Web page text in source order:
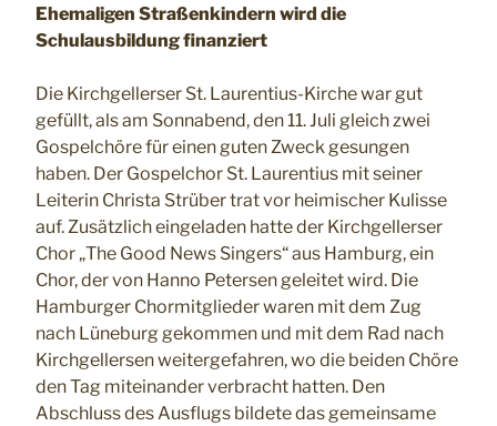
Ehemaligen Straßenkindern wird die
Schulausbildung finanziert
Die Kirchgellerser St. Laurentius-Kirche war gut
gefüllt, als am Sonnabend, den 11. Juli gleich zwei
Gospelchöre für einen guten Zweck gesungen
haben. Der Gospelchor St. Laurentius mit seiner
Leiterin Christa Strüber trat vor heimischer Kulisse
auf. Zusätzlich eingeladen hatte der Kirchgellerser
Chor „The Good News Singers“ aus Hamburg, ein
Chor, der von Hanno Petersen geleitet wird. Die
Hamburger Chormitglieder waren mit dem Zug
nach Lüneburg gekommen und mit dem Rad nach
Kirchgellersen weitergefahren, wo die beiden Chöre
den Tag miteinander verbracht hatten. Den
Abschluss des Ausflugs bildete das gemeinsame